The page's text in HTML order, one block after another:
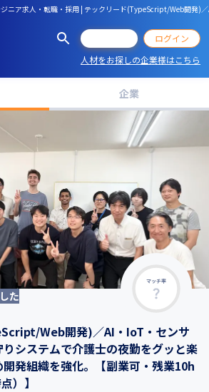
ニア求人・転職・採用 | テックリード(TypeScript/Web開発)
ログイン
人材をお探しの企業様はこちら
企業
マッチ率
た
Web開発)／AI・IoT・センサ
システムで介護士の夜勤をグッと楽
発組織を強化。【副業可・残業10h
）】